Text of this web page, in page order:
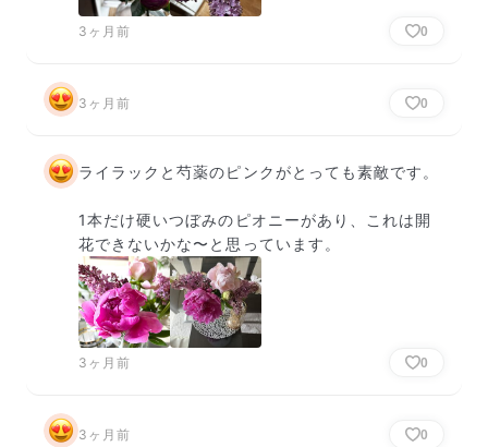
3ヶ月前 0
3ヶ月前 0
ライラックと芍薬のピンクがとっても素敵です。
1本だけ硬いつぼみのピオニーがあり、これは開
花できないかな〜と思っています。
3ヶ月前 0
3ヶ月前 0